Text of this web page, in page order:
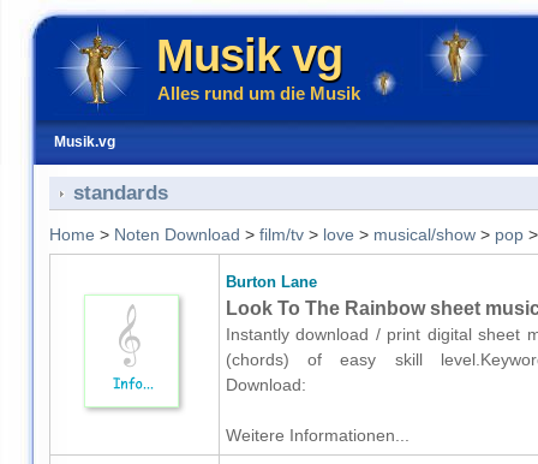
Musik vg
Alles rund um die Musik
Musik.vg
standards
Home > Noten Download > film/tv> love > musical/show> pop
Burton Lane
Look To The Rainbow sheet
Instantly download / print digital sheet
(chords) of easy skill
Download:
Weitere Informationen...